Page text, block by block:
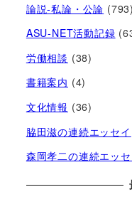
論説-私論・公論 (793)
ASU-NET活動記録
労働相談 (38)
書籍案内 (4)
文化情報 (36)
脇田滋の連続エッセイ
森岡孝二の連続エッセ